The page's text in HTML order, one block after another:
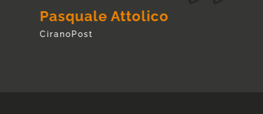
Pasquale Attolico
CiranoPost